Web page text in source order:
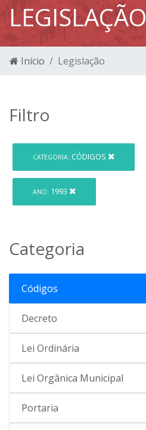
LEGISLAÇÃO
Início Legislação
Filtro
CATEGORIA: CÓDIGOS
ANO: 1993
Categoria
Códigos
Decreto
Lei Ordinária
Lei Orgânica Municipal
Portaria